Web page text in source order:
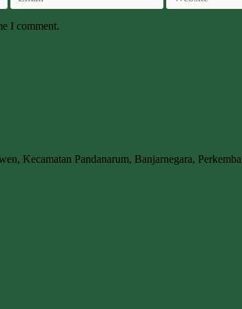
I comment.
Kecamatan Pandanarum, Banjarnegara,